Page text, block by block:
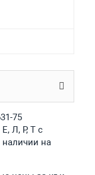
75
Л, Р, Т с
на